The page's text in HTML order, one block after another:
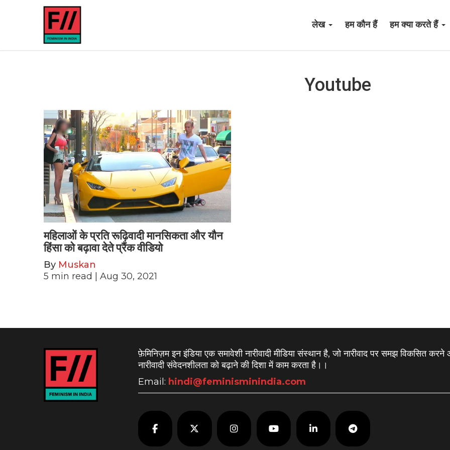
लेख हम कौन हैं हम क्या करते हैं
Youtube
महिलाओं के प्रति रूढ़िवादी मानसिकता और यौन
हिंसा को बढ़ावा देते प्रैंक वीडियो
By Muskan
5 min read | Aug 30, 2021
फ़ेमिनिज़म इन इंडिया एक समावेशी नारीवादी मीडिया संस्थान है, जो नारीवाद पर समझ विकसित
नारीवादी संवेदनशीलता को बढ़ाने की दिशा में काम करता है। ।
Email: hindi@feminisminindia.com